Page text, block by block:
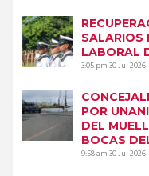
SALARIOS
LABORAL
3:05 pm30 Jul 2026
POR
DEL
BOCAS
9:58 am30 Jul 2026